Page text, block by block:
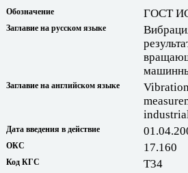
Обозначение ГОСТ
Заглавие на русском языке
Заглавие на английском языке
Дата введения в действие
ОКС 17.160
Код КГС Т34